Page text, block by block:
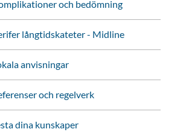
och bedömning
långtidskateter - Midline
anvisningar
och regelverk
dina kunskaper